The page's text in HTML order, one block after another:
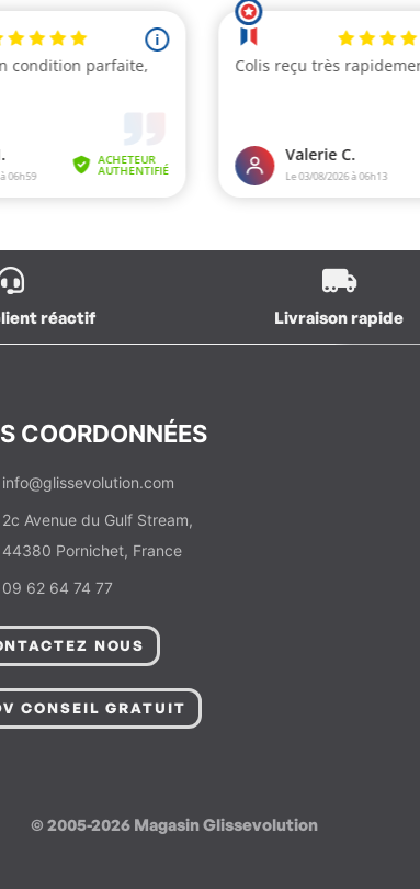
réactif Livraison rapide
COORDONNÉES
info@glissevolution.com
2c Avenue du Gulf Stream,
44380 Pornichet, France
09 62 64 74 77
NOUS
CONSEIL GRATUIT
© 2005-2026 Magasin Glissevolution